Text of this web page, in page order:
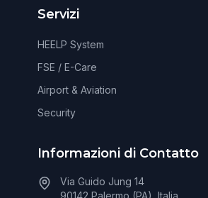
Servizi
HEELP System
FSE / E-Care
Airport & Aviation
Security
Informazioni di Contatto
Via Guido Jung 14
90142 Palermo (PA), Italia